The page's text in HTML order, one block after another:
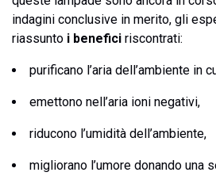
indagini conclusive in merito, gli
riassunto i benefici riscontrati:
purificano l’aria dell’ambiente in
emettono nell’aria ioni negativi,
riducono l’umidità dell’ambiente,
migliorano l’umore donando una